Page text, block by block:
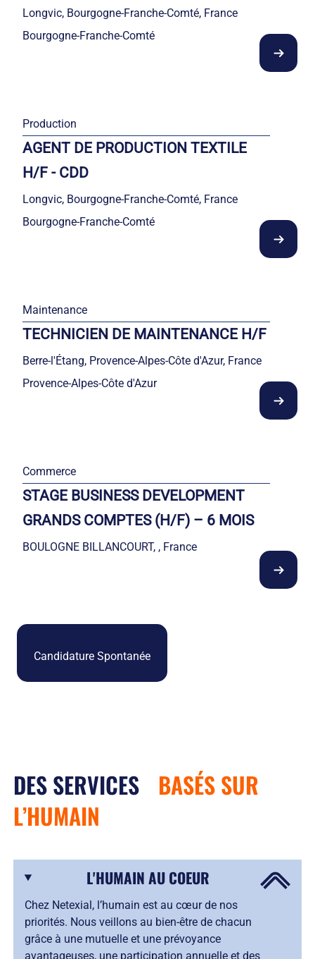
Longvic, Bourgogne-Franche-Comté, France
Bourgogne-Franche-Comté
Production
AGENT DE PRODUCTION TEXTILE
H/F - CDD
Longvic, Bourgogne-Franche-Comté, France
Bourgogne-Franche-Comté
Maintenance
TECHNICIEN DE MAINTENANCE H/F
Berre-l'Étang, Provence-Alpes-Côte d'Azur, France
Provence-Alpes-Côte d'Azur
Commerce
STAGE BUSINESS DEVELOPMENT
GRANDS COMPTES (H/F) – 6 MOIS
BOULOGNE BILLANCOURT, , France
Candidature Spontanée
DES SERVICES BASÉS SUR
L’HUMAIN
L'HUMAIN AU COEUR
Chez Netexial, l’humain est au cœur de nos
priorités. Nous veillons au bien-être de chacun
grâce à une mutuelle et une prévoyance
avantageuses, une participation annuelle et des